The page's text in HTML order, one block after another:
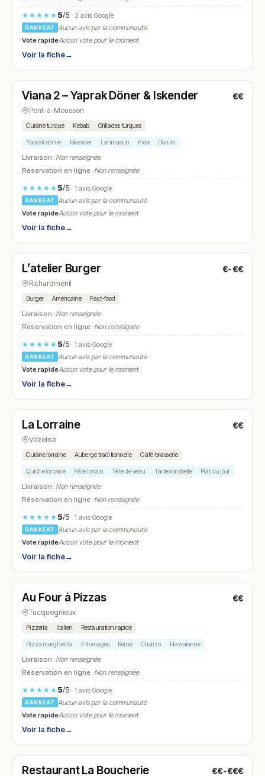
★★★★★ 5/5· 2 avis Google
RANKEAT
Aucun avis par la communauté
Vote rapideAucun vote pour le moment
Voir la fiche→
N° 13
Viana 2 – Yaprak Döner & Iskender €€
Pont-à-Mousson
Cuisine turque Kebab Grillades turques
Yaprak döner Iskender Lahmacun Pide Dürüm
Livraison :Non renseignée
Réservation en ligne :Non renseignée
★★★★★ 5/5· 1 avis Google
RANKEAT
Aucun avis par la communauté
Vote rapideAucun vote pour le moment
Voir la fiche→
N° 14
L’atelier Burger €-€€
Richardménil
Burger Américaine Fast-food
Livraison :Non renseignée
Réservation en ligne :Non renseignée
★★★★★ 5/5· 1 avis Google
RANKEAT
Aucun avis par la communauté
Vote rapideAucun vote pour le moment
Voir la fiche→
N° 15
La Lorraine €€
Vézelise
Cuisine lorraine Auberge traditionnelle Café-brasserie
Quiche lorraine Pâté lorrain Tête de veau Tarte mirabelle Plat du jour
Livraison :Non renseignée
Réservation en ligne :Non renseignée
★★★★★ 5/5· 1 avis Google
RANKEAT
Aucun avis par la communauté
Vote rapideAucun vote pour le moment
Voir la fiche→
N° 16
Au Four à Pizzas €€
Tucquegnieux
Pizzeria Italien Restauration rapide
Pizza margherita 4 fromages Reine Chorizo Hawaïenne
Livraison :Non renseignée
Réservation en ligne :Non renseignée
★★★★★ 5/5· 1 avis Google
RANKEAT
Aucun avis par la communauté
Vote rapideAucun vote pour le moment
Voir la fiche→
N° 17
Restaurant La Boucherie €€-€€€